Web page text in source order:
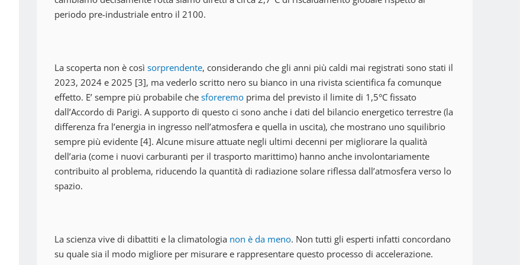
periodo pre-industriale entro il 2100.
La scoperta non è così sorprendente, considerando che gli anni più caldi mai registrati sono stati il
2023, 2024 e 2025 [3], ma vederlo scritto nero su bianco in una rivista scientifica fa comunque
effetto. E’ sempre più probabile che sforeremo prima del previsto il limite di 1,5°C fissato
dall’Accordo di Parigi. A supporto di questo ci sono anche i dati del bilancio energetico terrestre (la
differenza fra l’energia in ingresso nell’atmosfera e quella in uscita), che mostrano uno squilibrio
sempre più evidente [4]. Alcune misure attuate negli ultimi decenni per migliorare la qualità
dell’aria (come i nuovi carburanti per il trasporto marittimo) hanno anche involontariamente
contribuito al problema, riducendo la quantità di radiazione solare riflessa dall’atmosfera verso lo
spazio.
La scienza vive di dibattiti e la climatologia non è da meno. Non tutti gli esperti infatti concordano
su quale sia il modo migliore per misurare e rappresentare questo processo di accelerazione.